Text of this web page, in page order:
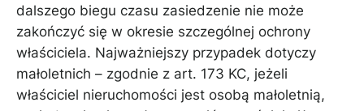
dalszego biegu czasu zasiedzenie nie może
zakończyć się w okresie szczególnej ochrony
właściciela. Najważniejszy przypadek dotyczy
małoletnich – zgodnie z art. 173 KC, jeżeli
właściciel nieruchomości jest osobą małoletnią,